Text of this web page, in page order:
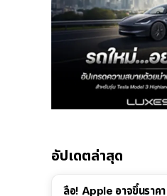
อัปเดตล่าสุด
ลือ! Apple อาจขึ้นราค